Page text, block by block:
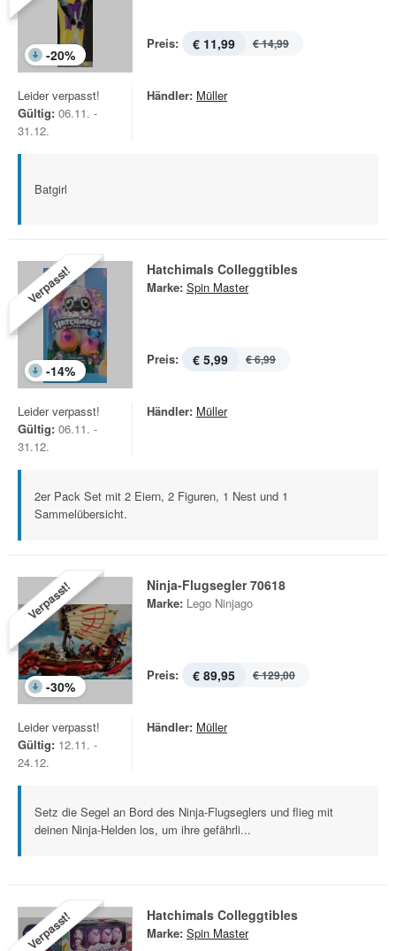
-20%
Preis: € 11,99 € 14,99
Leider verpasst!
Gültig: 06.11. -
31.12.
Händler: Müller
Batgirl
Verpasst!
-14%
Hatchimals Colleggtibles
Marke: Spin Master
Preis: € 5,99 € 6,99
Leider verpasst!
Gültig: 06.11. -
31.12.
Händler: Müller
2er Pack Set mit 2 Eiern, 2 Figuren, 1 Nest und 1
Sammelübersicht.
Verpasst!
-30%
Ninja-Flugsegler 70618
Marke: Lego Ninjago
Preis: € 89,95 € 129,00
Leider verpasst!
Gültig: 12.11. -
24.12.
Händler: Müller
Setz die Segel an Bord des Ninja-Flugseglers und flieg mit
deinen Ninja-Helden los, um ihre gefährli...
Verpasst! Hatchimals Colleggtibles
Marke: Spin Master